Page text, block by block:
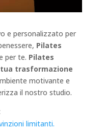
e personalizzato per
Pilates
per te. Pilates
trasformazione
motivante e
il nostro studio.
limitanti.